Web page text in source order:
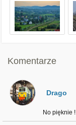
Komentarze
Drago
No pięknie !